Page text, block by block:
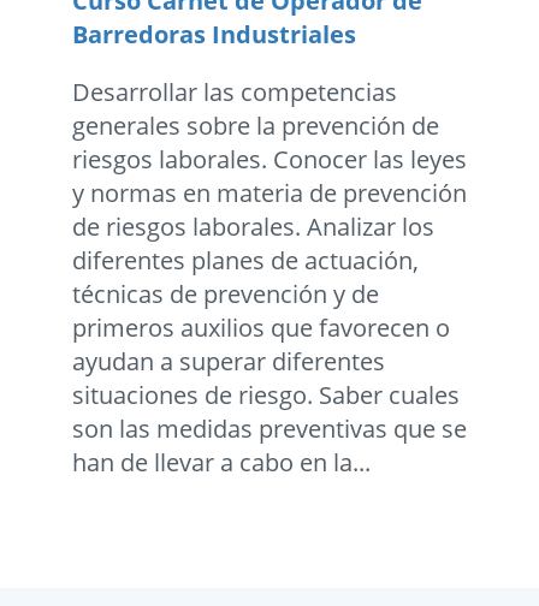
Barredoras Industriales
Desarrollar las competencias
generales sobre la prevención de
riesgos laborales. Conocer las leyes
y normas en materia de prevención
de riesgos laborales. Analizar los
diferentes planes de actuación,
técnicas de prevención y de
primeros auxilios que favorecen o
ayudan a superar diferentes
situaciones de riesgo. Saber cuales
son las medidas preventivas que se
han de llevar a cabo en la...